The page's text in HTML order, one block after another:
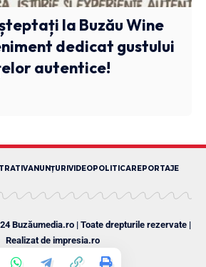
la Buzău Wine
dedicat gustului
autentice!
ANUNȚURI VIDEOPOLITICAREPORTAJE
Buzăumedia.ro | Toate drepturile rezervate |
Realizat de impresia.ro